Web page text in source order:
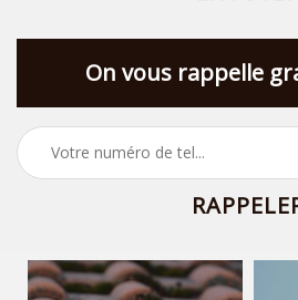
On vous rappelle